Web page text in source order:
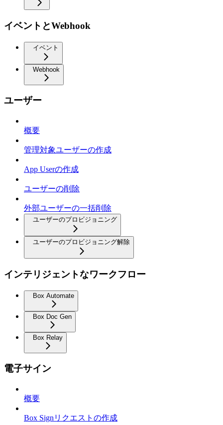
イベントとWebhook
イベント
Webhook
ユーザー
概要
管理対象ユーザーの作成
App Userの作成
ユーザーの削除
外部ユーザーの一括削除
ユーザーのプロビジョニング
ユーザーのプロビジョニング解除
インテリジェントなワークフロー
Box Automate
Box Doc Gen
Box Relay
電子サイン
概要
Box Signリクエストの作成